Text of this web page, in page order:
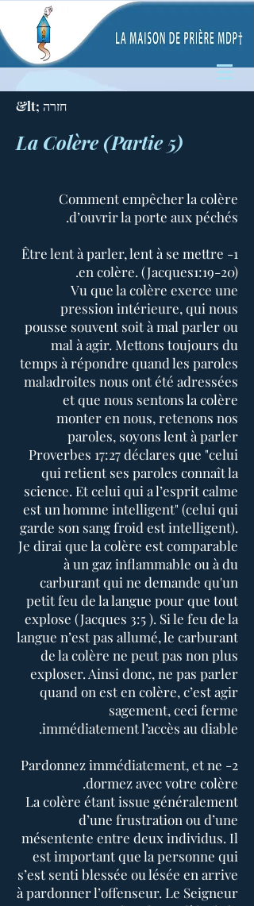
&lt; חזרה
La Colère (Partie 5)
Comment empêcher la colère
d’ouvrir la porte aux péchés.
1- Être lent à parler, lent à se mettre
en colère. (Jacques1:19-20).
Vu que la colère exerce une
pression intérieure, qui nous
pousse souvent soit à mal parler ou
mal à agir. Mettons toujours du
temps à répondre quand les paroles
maladroites nous ont été adressées
et que nous sentons la colère
monter en nous, retenons nos
paroles, soyons lent à parler
Proverbes 17:27 déclares que "celui
qui retient ses paroles connaît la
science. Et celui qui a l’esprit calme
est un homme intelligent" (celui qui
garde son sang froid est intelligent).
Je dirai que la colère est comparable
à un gaz inflammable ou à du
carburant qui ne demande qu'un
petit feu de la langue pour que tout
explose (Jacques 3:5 ). Si le feu de la
langue n’est pas allumé, le carburant
de la colère ne peut pas non plus
exploser. Ainsi donc, ne pas parler
quand on est en colère, c’est agir
sagement, ceci ferme
immédiatement l’accès au diable.
2- Pardonnez immédiatement, et ne
dormez avec votre colère.
La colère étant issue généralement
d’une frustration ou d’une
mésentente entre deux individus. Il
est important que la personne qui
s’est senti blessée ou lésée en arrive
à pardonner l’offenseur. Le Seigneur